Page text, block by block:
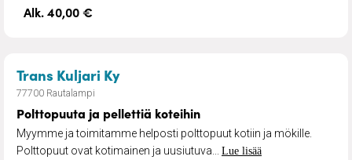
Alk. 40,00 €
Trans Kuljari Ky– Polttopuuta ja pellettiä koteihin
77700 Rautalampi
Polttopuuta ja pellettiä koteihin
Myymme ja toimitamme helposti polttopuut kotiin ja mökille.
Polttopuut ovat kotimainen ja uusiutuva... Lue lisää